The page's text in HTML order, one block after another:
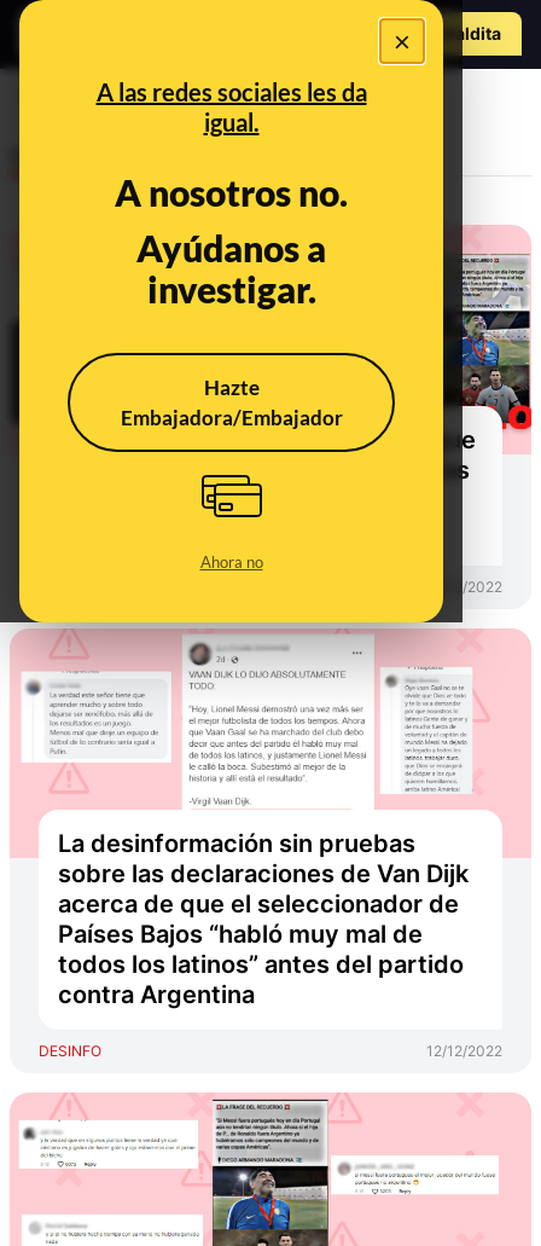
×
A las redes sociales les da
igual.
A nosotros no.
Ayúdanos a
investigar.
Hazte
Embajadora/Embajador
Ahora no
Hazte Maldito
futbolistas
"Quien diga que Messi es mejor que
Cristiano no sabe de fútbol" y otras
frases atribuidas sin pruebas a
16/12/2022
La desinformación sin pruebas
sobre las declaraciones de Van Dijk
acerca de que el seleccionador de
Países Bajos “habló muy mal de
todos los latinos” antes del partido
contra Argentina
DESINFO 12/12/2022